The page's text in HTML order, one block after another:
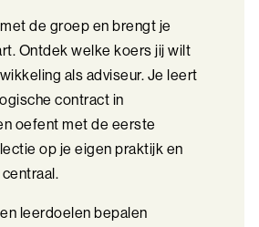
Programma
de groep en brengt je
Ontdek welke koers jij wilt
als adviseur. Je leert
contract in
oefent met de eerste
op je eigen praktijk en
leerdoelen bepalen